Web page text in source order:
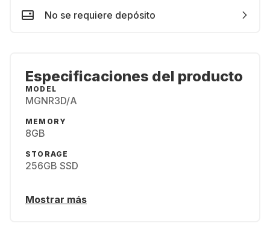
No se requiere depósito
Especificaciones del producto
MODEL
MGNR3D/A
MEMORY
8GB
STORAGE
256GB SSD
Mostrar más